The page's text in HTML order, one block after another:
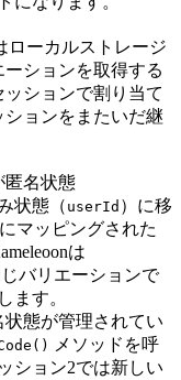
ローカルストレージ
ションを取得する
ションで割り当て
ョンをまたいだ継
匿名状態
状態（ userId ）に移
マッピングされた
は
バリエーションで
ます。
態が管理されてい
メソッドを呼
ション2では新しい